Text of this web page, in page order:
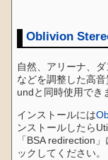
Oblivion
自然、アリーナ、
などを調整した高
undと同時使用でき
インストールには
ンストールしたら
「BSA redirection
ックしてください。